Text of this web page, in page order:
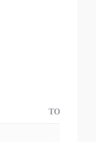
TOP3交易国